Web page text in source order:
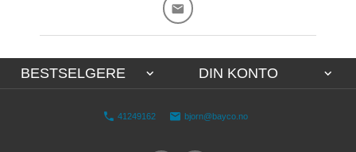
BESTSELGERE DIN KONTO
41249162 bjorn@bayco.no